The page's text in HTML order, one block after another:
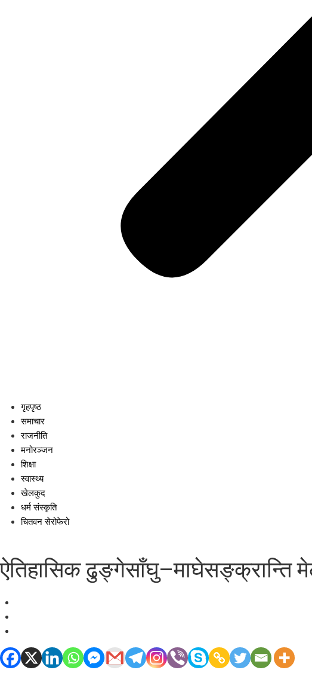
गृहपृष्ठ
समाचार
राजनीति
मनोरञ्जन
शिक्षा
स्वास्थ्य
खेलकुद
धर्म संस्कृति
चितवन सेरोफेरो
ऐतिहासिक ढुङ्गेसाँघु–माघेसङ्क्रान्ति